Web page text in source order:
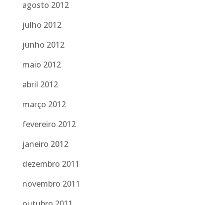
agosto 2012
julho 2012
junho 2012
maio 2012
abril 2012
março 2012
fevereiro 2012
janeiro 2012
dezembro 2011
novembro 2011